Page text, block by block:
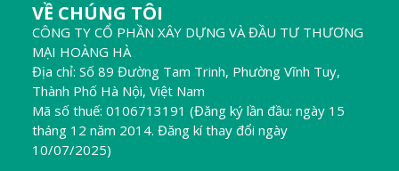
VỀ CHÚNG TÔI
CÔNG TY CỔ PHẦN XÂY DỰNG VÀ ĐẦU TƯ THƯƠNG
MẠI HOÀNG HÀ
Địa chỉ: Số 89 Đường Tam Trinh, Phường Vĩnh Tuy,
Thành Phố Hà Nội, Việt Nam
Mã số thuế: 0106713191 (Đăng ký lần đầu: ngày 15
tháng 12 năm 2014. Đăng kí thay đổi ngày
10/07/2025)